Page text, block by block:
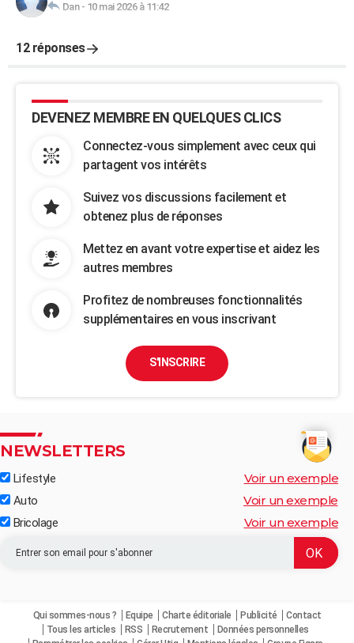
Dan- 10 mai 2026 à 11:42
12 réponses
DEVENEZ MEMBRE EN QUELQUES CLICS
Connectez-vous simplement avec ceux qui
partagent vos intérêts
Suivez vos discussions facilement et
obtenez plus de réponses
Mettez en avant votre expertise et aidez les
autres membres
Profitez de nombreuses fonctionnalités
supplémentaires en vous inscrivant
S'INSCRIRE
NEWSLETTERS
Lifestyle Voir un exemple
Auto Voir un exemple
Bricolage Voir un exemple
Qui sommes-nous ? Equipe Charte éditoriale Publicité
Contact
Tous les articles
RSS Recrutement
Données personnelles